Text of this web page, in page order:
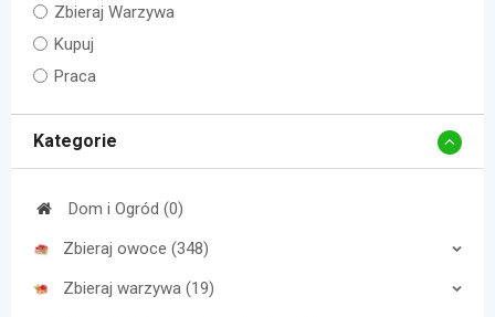
Zbieraj Warzywa
Kupuj
Praca
Kategorie
Dom i Ogród (0)
Zbieraj owoce (348)
Zbieraj warzywa (19)